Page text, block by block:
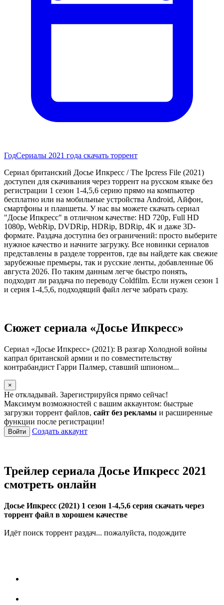
ГодСериалы 2021 года скачать торрент
Сериал британский Досье Ипкресс / The Ipcress File (2021)
доступен для скачивания через торрент на русском языке без
регистрации 1 сезон 1-4,5,6 серию прямо на компьютер
бесплатно или на мобильные устройства Android, Айфон,
смартфоны и планшеты. У нас вы можете скачать сериал
"Досье Ипкресс" в отличном качестве: HD 720p, Full HD
1080p, WebRip, DVDRip, HDRip, BDRip, 4K и даже 3D-
формате. Раздача доступна без ограничений: просто выберите
нужное качество и начните загрузку. Все новинки сериалов
представлены в разделе торрентов, где вы найдете как свежие
зарубежные премьеры, так и русские ленты, добавленные 06
августа 2026. По таким данным легче быстро понять,
подходит ли раздача по переводу Coldfilm. Если нужен сезон 1
и серия 1-4,5,6, подходящий файл легче забрать сразу.
Сюжет сериала «Досье Ипкресс»
Сериал «Досье Ипкресс» (2021): В разгар Холодной войны
капрал британской армии и по совместительству
контрабандист Гарри Палмер, ставший шпионом...
×
Не откладывай. Зарегистрируйся прямо сейчас!
Максимум возможностей с вашим аккаунтом: быстрые
загрузки торрент файлов, сайт без рекламы и расширенные
функции после регистрации!
Войти Создать аккаунт
Трейлер сериала Досье Ипкресс 2021
смотреть онлайн
Досье Ипкресс (2021) 1 сезон 1-4,5,6 серия скачать через
торрент файл в хорошем качестве
Идёт поиск торрент раздач... пожалуйста, подождите